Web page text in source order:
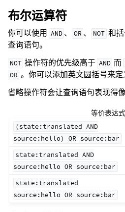
布尔运算符
你可以使用 AND 、 OR 、 NOT 和
查询语句。
NOT 操作符的优先级高于 AND 而
OR 。你可以添加英文圆括号来定
省略操作符会让查询语句表现得像
等价表达式
(state:translated AND
source:hello)
OR source:bar
state:translated AND
source:hello OR source:bar
state:translated
source:hello OR source:bar